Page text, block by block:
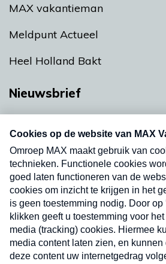
MAX vakantieman
Meldpunt Actueel
Heel Holland Bakt
Nieuwsbrief
nieuwsbrief. Elke vrijdag- en
uw mailbox.